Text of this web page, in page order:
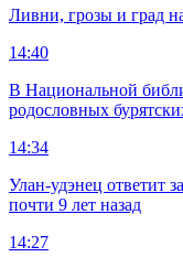
Ливни, грозы и град
14:40
В Национальной
родословных
14:34
Улан-удэнец ответит
почти 9 лет назад
14:27